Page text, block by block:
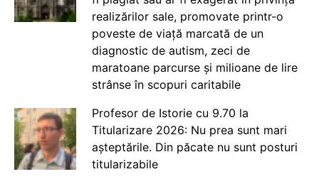
realizărilor sale, promovate printr-o
poveste de viață marcată de un
diagnostic de autism, zeci de
maratoane parcurse și milioane de lire
strânse în scopuri caritabile
Profesor de Istorie cu 9.70 la
Titularizare 2026: Nu prea sunt mari
așteptările. Din păcate nu sunt posturi
titularizabile